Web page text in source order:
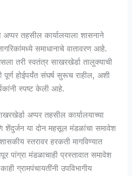
तहसील कार्यालयाला शासनाने
समाधानाचे वातावरण आहे.
तरी स्वतंत्र साखरखेर्डा तालुक्याची
होईपर्यंत संघर्ष सुरूच राहील, अशी
स्पष्ट केली आहे.
अप्पर तहसील कार्यालयाच्या
शेंदुर्जन या दोन महसूल मंडळांचा समावेश
स्तरावर हरकती मागविण्यात
पांग्रा मंडळाचाही प्रस्तावात समावेश
ग्रामपंचायतींनी उपविभागीय